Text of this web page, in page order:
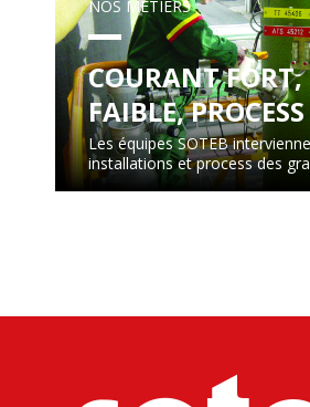
NOS MÉTIERS
COURANT
FAIBLE, PROCESS
Les équipes SOTEB
installations et process des